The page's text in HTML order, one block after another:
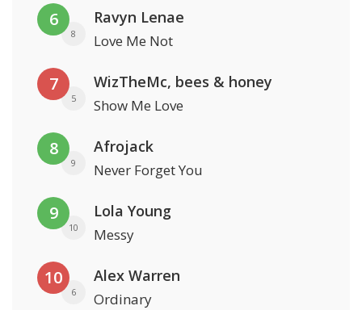
6
8
Ravyn Lenae
Love Me Not
7
5
WizTheMc, bees & honey
Show Me Love
8
9
Afrojack
Never Forget You
9
10
Lola Young
Messy
10
6
Alex Warren
Ordinary